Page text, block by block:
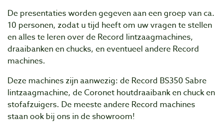
De presentaties worden gegeven aan een groep van ca.
10 personen, zodat u tijd heeft om uw vragen te stellen
en alles te leren over de Record lintzaagmachines,
draaibanken en chucks, en eventueel andere Record
machines.
Deze machines zijn aanwezig: de Record BS350 Sabre
lintzaagmachine, de Coronet houtdraaibank en chuck en
stofafzuigers. De meeste andere Record machines
staan ook bij ons in de showroom!